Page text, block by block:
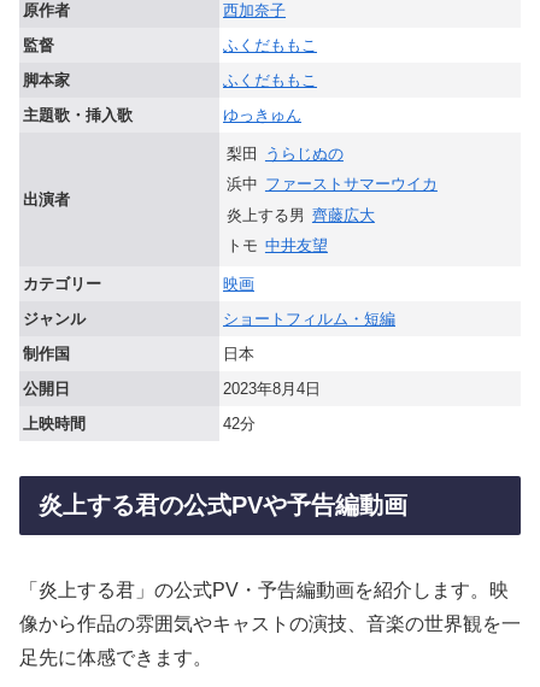
原作者
西加奈子
監督
ふくだももこ
脚本家
ふくだももこ
主題歌・挿入歌
ゆっきゅん
出演者
梨⽥
うらじぬの
浜中 ファーストサマーウイカ
炎上する男 齊藤広大
トモ 中井友望
カテゴリー
映画
ジャンル
ショートフィルム・短編
制作国
日本
公開日
2023年8月4日
上映時間
42分
炎上する君の公式PVや予告編動画
「炎上する君」の公式PV・予告編動画を紹介します。映
像から作品の雰囲気やキャストの演技、音楽の世界観を一
足先に体感できます。